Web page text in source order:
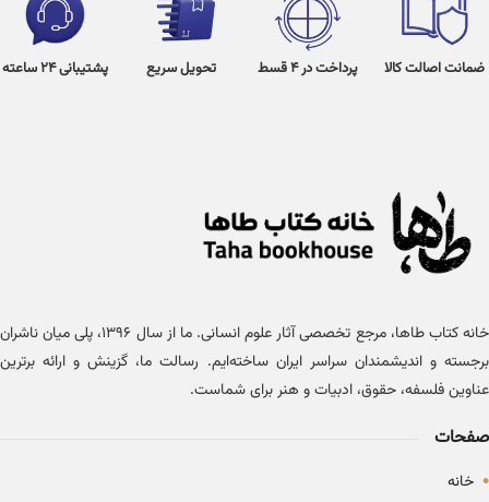
ضمانت اصالت کالا پرداخت در 4 قسط تحویل سریع پشتیبانی 24 ساعته
خانه کتاب طاها، مرجع تخصصی آثار علوم انسانی. ما از سال ۱۳۹۶، پلی میان ناشران
برجسته و اندیشمندان سراسر ایران ساخته‌ایم. رسالت ما، گزینش و ارائه برترین
عناوین فلسفه، حقوق، ادبیات و هنر برای شماست.
صفحات
• خانه